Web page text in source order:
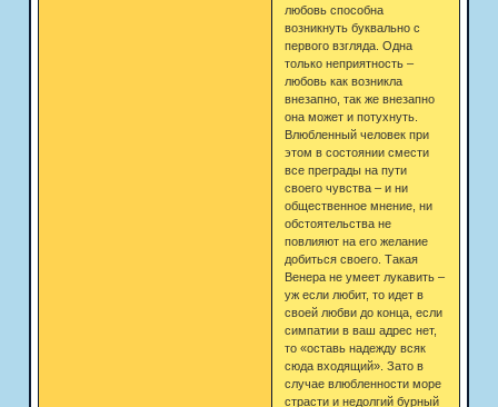
любовь способна
возникнуть буквально с
первого взгляда. Одна
только неприятность –
любовь как возникла
внезапно, так же внезапно
она может и потухнуть.
Влюбленный человек при
этом в состоянии смести
все преграды на пути
своего чувства – и ни
общественное мнение, ни
обстоятельства не
повлияют на его желание
добиться своего. Такая
Венера не умеет лукавить –
уж если любит, то идет в
своей любви до конца, если
симпатии в ваш адрес нет,
то «оставь надежду всяк
сюда входящий». Зато в
случае влюбленности море
страсти и недолгий бурный